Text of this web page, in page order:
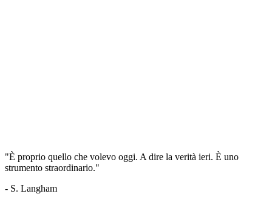
"È proprio quello che volevo oggi. A dire la verità ieri. È uno
strumento straordinario."
- S. Langham